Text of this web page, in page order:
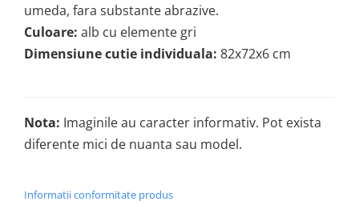
umeda, fara substante abrazive.
Culoare: alb cu elemente gri
Dimensiune cutie individuala: 82x72x6 cm
Nota: Imaginile au caracter informativ. Pot exista
diferente mici de nuanta sau model.
Informatii conformitate produs